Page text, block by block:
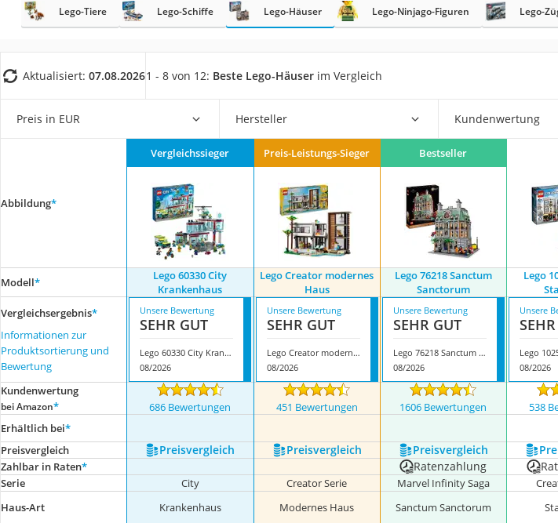
Kindersitz ab 4 Jahren
Kindersitz 15–36 kg
Kinderfahrradhelm
Barfußschuhe Kinder
Kinder-Mikroskop
Ferngesteuerter Hubschrauber
Service
Lego-Tiere Lego-Schiffe Lego-Häuser Lego-Ninjago-Figuren Lego-
Aktualisiert: 07.08.20261 - 8 von 12: Beste Lego-Häuser im Vergleich
Preis in EUR Hersteller Kundenwertung
Abbildung*
Vergleichssieger Preis-Leistungs-Sieger Bestseller
Modell*
Lego 60330 City
Krankenhaus
Lego Creator modernes
Haus
Lego 76218 Sanctum
Sanctorum
Lego
Vergleichsergebnis*
Informationen zur
Produktsortierung und
Bewertung
Unsere Bewertung
SEHR GUT
Lego 60330 City Krankenhaus
08/2026
Unsere Bewertung
SEHR GUT
Lego Creator modernes Haus
08/2026
Unsere Bewertung
SEHR GUT
Lego 76218 Sanctum Sanctorum
08/2026
Unsere
08/2026
Kundenwertung
bei Amazon* 686 Bewertungen 451 Bewertungen 1606 Bewertungen 538
Erhältlich bei*
Preis­vergleich
Preis­vergleich Preis­vergleich Preis­vergleich
Zahlbar in Raten* Ratenzahlung
Serie City Creator Serie Marvel Infinity Saga
Haus-Art
Krankenhaus Modernes Haus Sanctum Sanctorum